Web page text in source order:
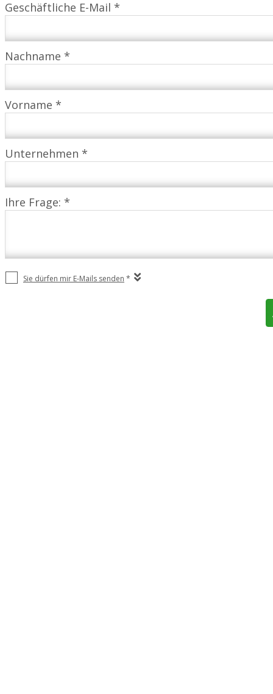
Geschäftliche E-Mail *
Nachname *
Vorname *
Unternehmen *
Ihre Frage: *
Sie dürfen mir E-Mails senden *